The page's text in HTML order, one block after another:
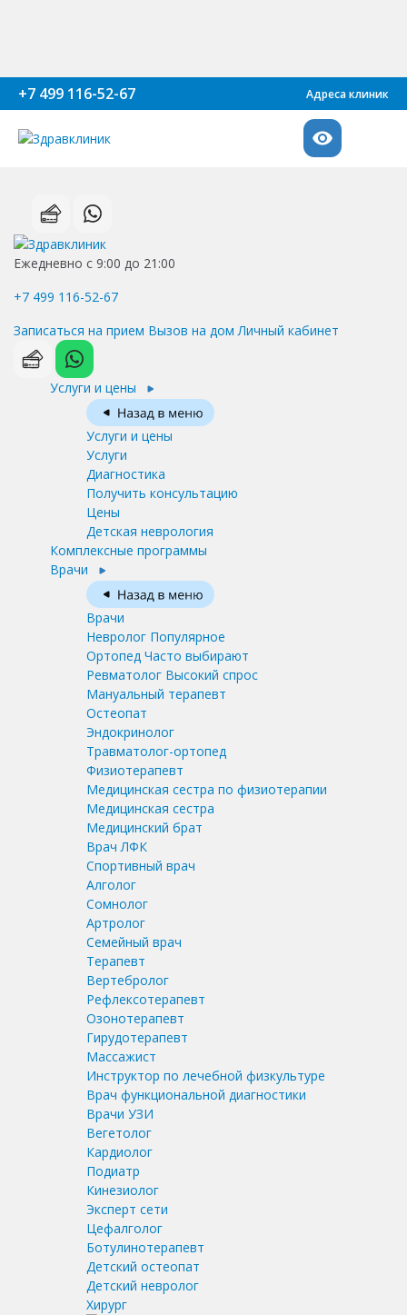
+7 499 116-52-67 Адреса клиник
Ежедневно с 9:00 до 21:00
+7 499 116-52-67
Записаться на прием Вызов на дом Личный кабинет
Услуги и цены
Услуги и цены
Услуги
Диагностика
Получить консультацию
Цены
Детская неврология
Комплексные программы
Врачи
Врачи
Невролог Популярное
Ортопед Часто выбирают
Ревматолог Высокий спрос
Мануальный терапевт
Остеопат
Эндокринолог
Травматолог-ортопед
Физиотерапевт
Медицинская сестра по физиотерапии
Медицинская сестра
Медицинский брат
Врач ЛФК
Спортивный врач
Алголог
Сомнолог
Артролог
Семейный врач
Терапевт
Вертебролог
Рефлексотерапевт
Озонотерапевт
Гирудотерапевт
Массажист
Инструктор по лечебной физкультуре
Врач функциональной диагностики
Врачи УЗИ
Вегетолог
Кардиолог
Подиатр
Кинезиолог
Эксперт сети
Цефалголог
Ботулинотерапевт
Детский остеопат
Детский невролог
Хирург